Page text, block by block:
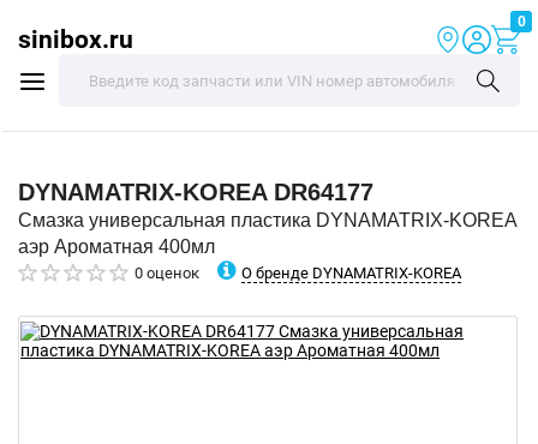
sinibox.ru
0
DYNAMATRIX-KOREA DR64177
Смазка универсальная пластика DYNAMATRIX-KOREA
аэр Ароматная 400мл
0 оценок О бренде DYNAMATRIX-KOREA